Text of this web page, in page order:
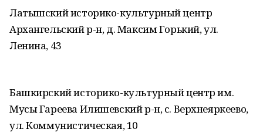
Латышский историко-культурный центр
Архангельский р-н, д. Максим Горький, ул.
Ленина, 43
Башкирский историко-культурный центр им.
Мусы Гареева Илишевский р-н, с. Верхнеяркеево,
ул. Коммунистическая, 10